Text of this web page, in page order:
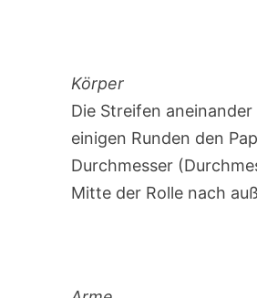
Körper
Die Streifen
einigen Runden den
Durchmesser
Mitte der Rolle nach